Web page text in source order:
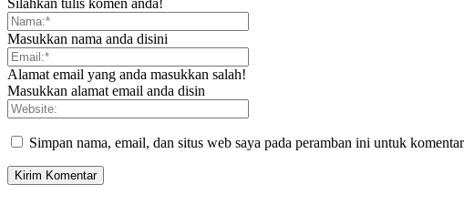
Silahkan tulis komen anda!
Masukkan nama anda disini
Alamat email yang anda masukkan salah!
Masukkan alamat email anda disin
Simpan nama, email, dan situs web saya pada peramban ini untuk